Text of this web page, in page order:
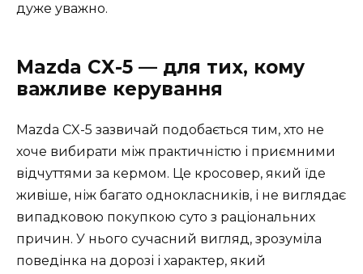
дуже уважно.
Mazda CX-5 — для тих, кому
важливе керування
Mazda CX-5 зазвичай подобається тим, хто не
хоче вибирати між практичністю і приємними
відчуттями за кермом. Це кросовер, який їде
живіше, ніж багато однокласників, і не виглядає
випадковою покупкою суто з раціональних
причин. У нього сучасний вигляд, зрозуміла
поведінка на дорозі і характер, який